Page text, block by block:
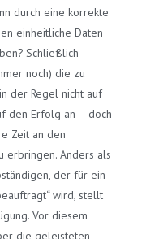
durch eine korrekte
einheitliche Daten
Schließlich
noch) die zu
der Regel nicht auf
den Erfolg an – doch
Zeit an den
erbringen. Anders als
der für ein
wird, stellt
Vor diesem
die geleisteten